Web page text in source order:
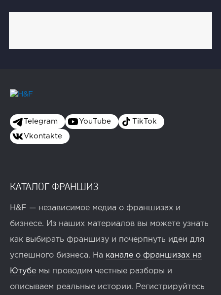
Telegram YouTube TikTok
Vkontakte
КАТАЛОГ ФРАНШИЗ
H&F — независимое медиа о франшизах и
бизнесе. Из наших материалов вы можете узнать
как выбирать франшизу и почерпнуть идеи для
успешного бизнеса. На канале о франшизах на
Ютубе мы проводим честные разборы и
описываем реальные истории. Регистрируйтесь